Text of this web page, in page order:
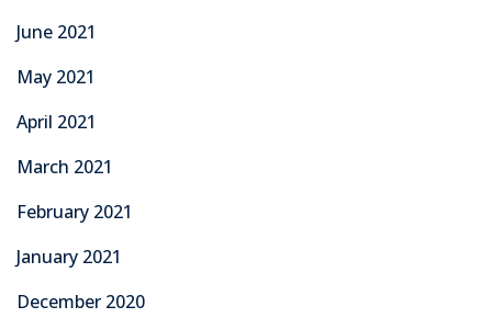
June 2021
May 2021
April 2021
March 2021
February 2021
January 2021
December 2020